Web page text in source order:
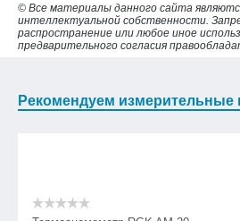
© Все материалы данного сайта
интеллектуальной собственности.
распространение или любое иное
предварительного согласия
Рекомендуем